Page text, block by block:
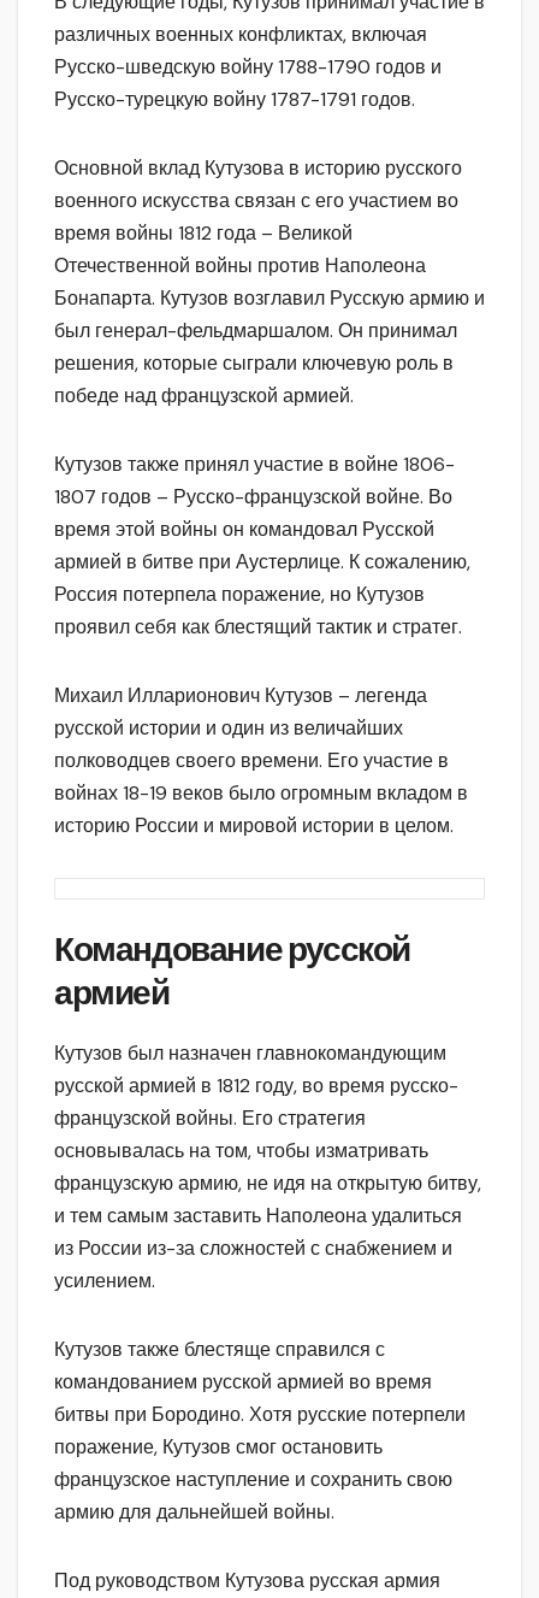
различных военных конфликтах, включая
Русско-шведскую войну 1788-1790 годов и
Русско-турецкую войну 1787-1791 годов.
Основной вклад Кутузова в историю русского
военного искусства связан с его участием во
время войны 1812 года – Великой
Отечественной войны против Наполеона
Бонапарта. Кутузов возглавил Русскую армию и
был генерал-фельдмаршалом. Он принимал
решения, которые сыграли ключевую роль в
победе над французской армией.
Кутузов также принял участие в войне 1806-
1807 годов – Русско-французской войне. Во
время этой войны он командовал Русской
армией в битве при Аустерлице. К сожалению,
Россия потерпела поражение, но Кутузов
проявил себя как блестящий тактик и стратег.
Михаил Илларионович Кутузов – легенда
русской истории и один из величайших
полководцев своего времени. Его участие в
войнах 18-19 веков было огромным вкладом в
историю России и мировой истории в целом.
Командование русской
армией
Кутузов был назначен главнокомандующим
русской армией в 1812 году, во время русско-
французской войны. Его стратегия
основывалась на том, чтобы изматривать
французскую армию, не идя на открытую битву,
и тем самым заставить Наполеона удалиться
из России из-за сложностей с снабжением и
усилением.
Кутузов также блестяще справился с
командованием русской армией во время
битвы при Бородино. Хотя русские потерпели
поражение, Кутузов смог остановить
французское наступление и сохранить свою
армию для дальнейшей войны.
Под руководством Кутузова русская армия